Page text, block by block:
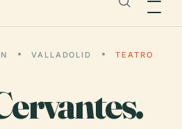
VALLADOLID
TEATRO